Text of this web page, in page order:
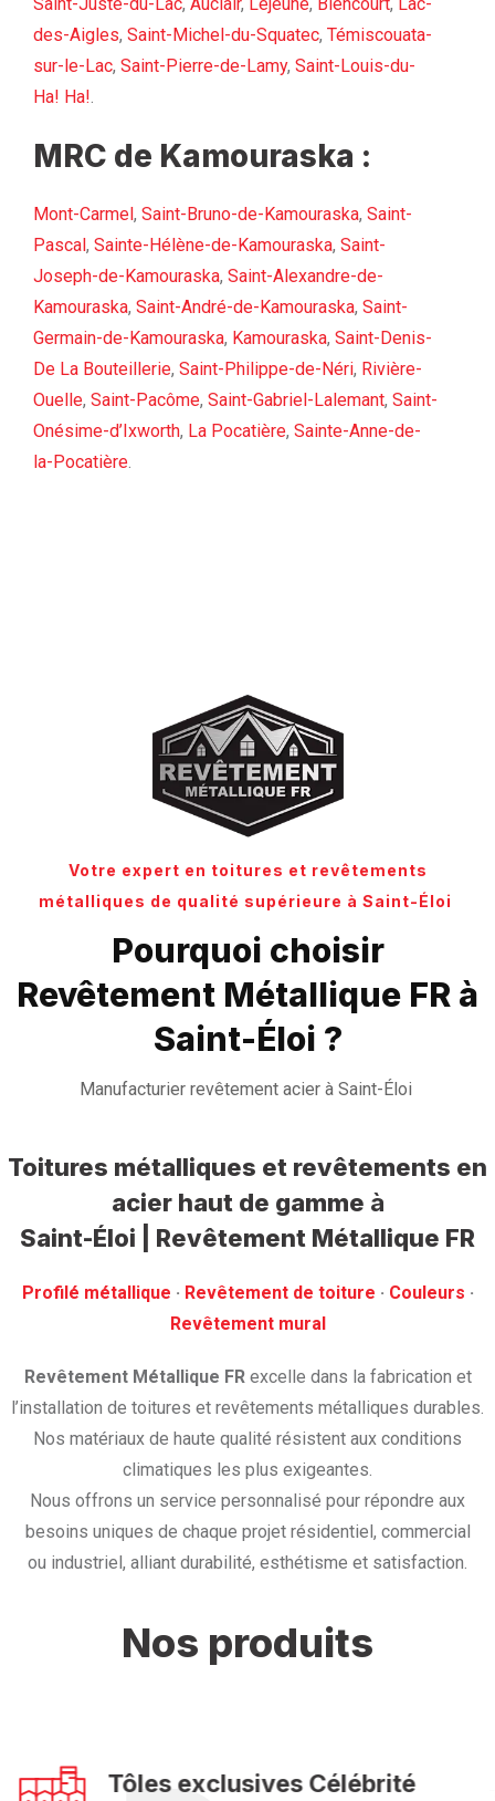
des-Aigles, Saint-Michel-du-Squatec, Témiscouata-
sur-le-Lac, Saint-Pierre-de-Lamy, Saint-Louis-du-
Ha! Ha!.
MRC de Kamouraska :
Mont-Carmel , Saint-Bruno-de-Kamouraska, Saint-
Pascal , Sainte-Hélène-de-Kamouraska, Saint-
Joseph-de-Kamouraska, Saint-Alexandre-de-
Kamouraska, Saint-André-de-Kamouraska, Saint-
Germain-de-Kamouraska, Kamouraska, Saint-Denis-
De La Bouteillerie, Saint-Philippe-de-Néri, Rivière-
Ouelle, Saint-Pacôme, Saint-Gabriel-Lalemant, Saint-
Onésime-d’Ixworth, La Pocatière, Sainte-Anne-de-
la-Pocatière.
Votre expert en toitures et revêtements
métalliques de qualité supérieure à Saint-Éloi
Pourquoi choisir
Revêtement Métallique FR à
Saint-Éloi ?
Manufacturier revêtement acier à Saint-Éloi
Toitures métalliques et revêtements en
acier haut de gamme à
Saint-Éloi | Revêtement Métallique FR
Profilé métallique · ‎ Revêtement de toiture · ‎ Couleurs ·
‎Revêtement mural
Revêtement Métallique FRexcelle dans la fabrication et
l’installation de toitures et revêtements métalliques durables.
Nos matériaux de haute qualité résistent aux conditions
climatiques les plus exigeantes.
Nous offrons un service personnalisé pour répondre aux
besoins uniques de chaque projet résidentiel, commercial
ou industriel, alliant durabilité, esthétisme et satisfaction.
Nos produits
Tôles exclusives Célébrité